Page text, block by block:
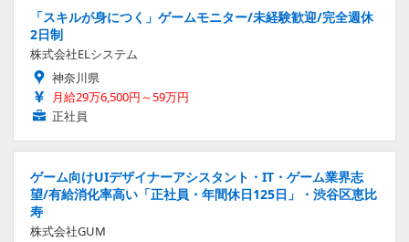
「スキルが身につく」ゲームモニター/未経験歓迎/完全週休
2日制
株式会社ELシステム
神奈川県
月給29万6,500円～59万円
正社員
ゲーム向けUIデザイナーアシスタント・IT・ゲーム業界志
望/有給消化率高い「正社員・年間休日125日」・渋谷区恵比
寿
株式会社GUM